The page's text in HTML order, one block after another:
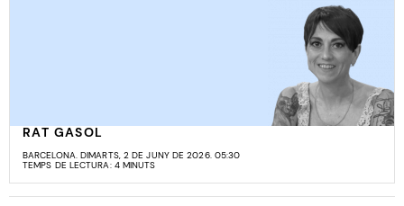
RAT GASOL
BARCELONA. DIMARTS, 2 DE JUNY DE 2026. 05:30
TEMPS DE LECTURA: 4 MINUTS